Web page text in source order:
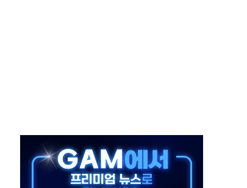
해 10대 아들 체포
친 정청래…제주 연설서 신경전 고조
…與 "적극 환영"·野 "졸속 국정"
일까지 최대 3.5m 높은 물결
로 피서객 7명 고립…전원 구조
…페르세우스 유성우 관측
이상 폭우…호우경보 발효
온열질환 여부 조사